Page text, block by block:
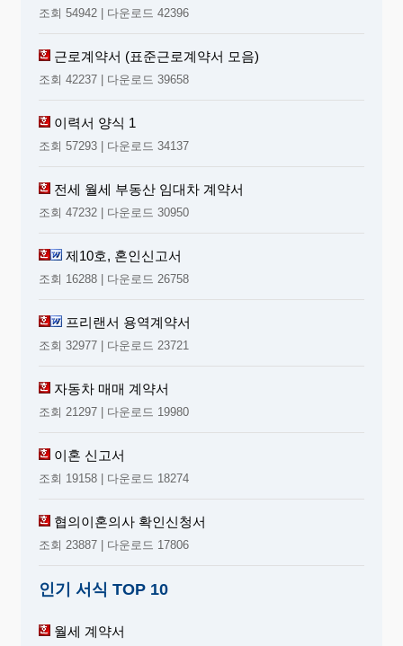
조회 54942 | 다운로드 42396
근로계약서 (표준근로계약서 모음)
조회 42237 | 다운로드 39658
이력서 양식 1
조회 57293 | 다운로드 34137
전세 월세 부동산 임대차 계약서
조회 47232 | 다운로드 30950
제10호, 혼인신고서
조회 16288 | 다운로드 26758
프리랜서 용역계약서
조회 32977 | 다운로드 23721
자동차 매매 계약서
조회 21297 | 다운로드 19980
이혼 신고서
조회 19158 | 다운로드 18274
협의이혼의사 확인신청서
조회 23887 | 다운로드 17806
인기 서식 TOP 10
월세 계약서